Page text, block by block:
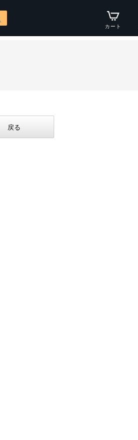
カート
戻る